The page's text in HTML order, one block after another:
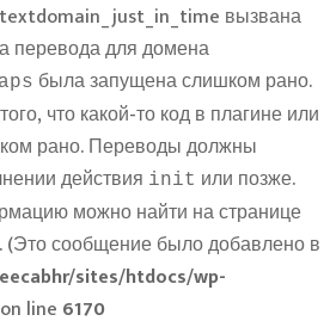
вызвана
перевода для домена
была запущена слишком рано.
что какой-то код в плагине или
рано. Переводы должны
действия init или позже.
можно найти на странице
. (Это сообщение было добавлено в
sites/htdocs/wp-
on line 6170